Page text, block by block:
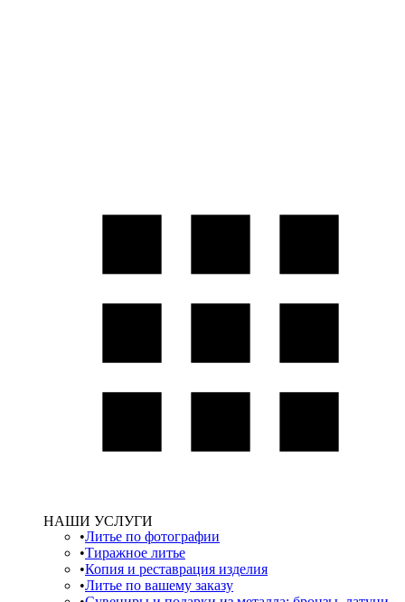
НАШИ УСЛУГИ
Литье по фотографии
Тиражное литье
Копия и реставрация изделия
Литье по вашему заказу